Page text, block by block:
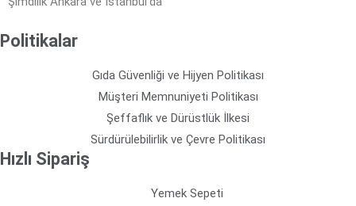
Politikalar
Gıda Güvenliği ve Hijyen Politikası
Müşteri Memnuniyeti Politikası
Şeffaflık ve Dürüstlük İlkesi
Sürdürülebilirlik ve Çevre Politikası
Hızlı Sipariş
Yemek Sepeti